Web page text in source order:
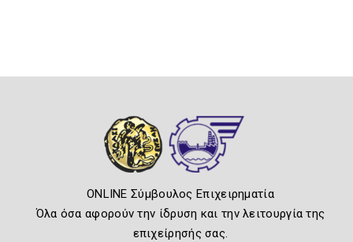
ONLINE Σύμβουλος Επιχειρηματία
Όλα όσα αφορούν την ίδρυση και την λειτουργία της
επιχείρησής σας.